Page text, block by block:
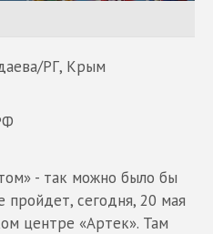
РГ, Крым
- так можно было бы
пройдет, сегодня, 20 мая
центре «Артек». Там